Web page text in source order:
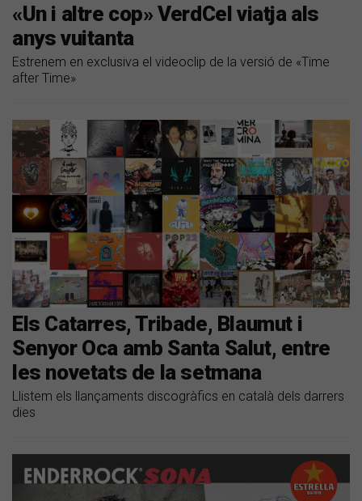
«Un i altre cop» VerdCel viatja als
anys vuitanta
Estrenem en exclusiva el videoclip de la versió de «Time
after Time»
Els Catarres, Tribade, Blaumut i
Senyor Oca amb Santa Salut, entre
les novetats de la setmana
Llistem els llançaments discogràfics en català dels darrers
dies